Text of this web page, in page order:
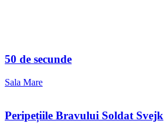
50 de secunde
Sala Mare
Peripețiile Bravului Soldat Svejk